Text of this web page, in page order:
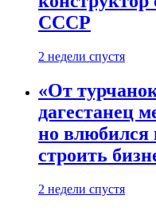
СССР
2 недели спустя
«От
дагестанец
но влюбился
строить
2 недели спустя